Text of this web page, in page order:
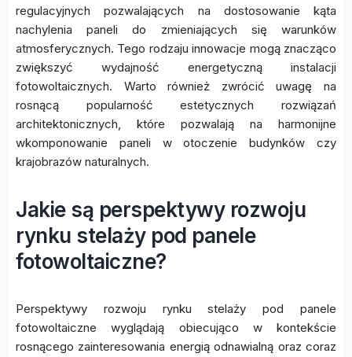
regulacyjnych pozwalających na dostosowanie kąta
nachylenia paneli do zmieniających się warunków
atmosferycznych. Tego rodzaju innowacje mogą znacząco
zwiększyć wydajność energetyczną instalacji
fotowoltaicznych. Warto również zwrócić uwagę na
rosnącą popularność estetycznych rozwiązań
architektonicznych, które pozwalają na harmonijne
wkomponowanie paneli w otoczenie budynków czy
krajobrazów naturalnych.
Jakie są perspektywy rozwoju
rynku stelaży pod panele
fotowoltaiczne?
Perspektywy rozwoju rynku stelaży pod panele
fotowoltaiczne wyglądają obiecująco w kontekście
rosnącego zainteresowania energią odnawialną oraz coraz